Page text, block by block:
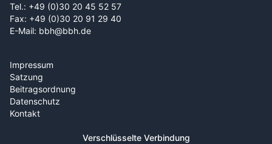
Tel.: +49 (0)30 20 45 52 57
Fax: +49 (0)30 20 91 29 40
E-Mail: bbh@bbh.de
Impressum
Satzung
Beitragsordnung
Datenschutz
Kontakt
Verschlüsselte Verbindung